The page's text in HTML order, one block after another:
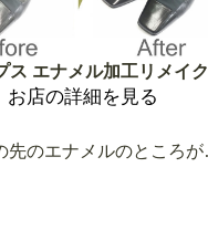
ス エナメル加工リメイク
お店の詳細を見る
婦人靴の先のエナメルのところ